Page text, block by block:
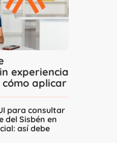
experiencia
cómo aplicar
para consultar
del Sisbén en
así debe